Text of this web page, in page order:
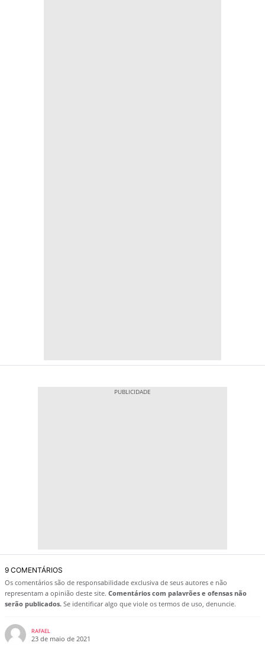
9 COMENTÁRIOS
Os comentários são de responsabilidade exclusiva de seus autores e não
representam a opinião deste site. Comentários com palavrões e ofensas não
serão publicados. Se identificar algo que viole os termos de uso, denuncie.
RAFAEL
23 de maio de 2021